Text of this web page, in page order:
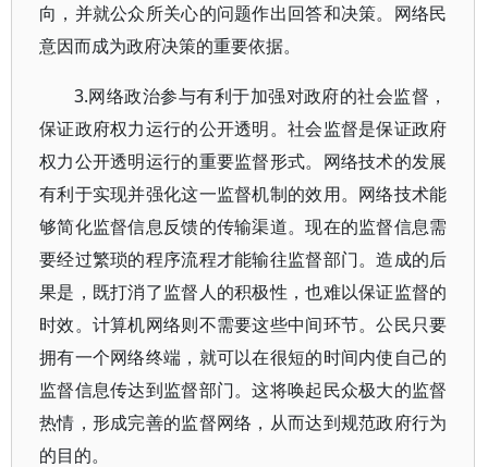
向，并就公众所关心的问题作出回答和决策。网络民
意因而成为政府决策的重要依据。
3.网络政治参与有利于加强对政府的社会监督，
保证政府权力运行的公开透明。社会监督是保证政府
权力公开透明运行的重要监督形式。网络技术的发展
有利于实现并强化这一监督机制的效用。网络技术能
够简化监督信息反馈的传输渠道。现在的监督信息需
要经过繁琐的程序流程才能输往监督部门。造成的后
果是，既打消了监督人的积极性，也难以保证监督的
时效。计算机网络则不需要这些中间环节。公民只要
拥有一个网络终端，就可以在很短的时间内使自己的
监督信息传达到监督部门。这将唤起民众极大的监督
热情，形成完善的监督网络，从而达到规范政府行为
的目的。